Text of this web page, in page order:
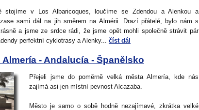
stojíme v Los Albaricoques, loučíme se Zdendou a Alenkou a
sami dál na jih směrem na Almérii. Drazí přátelé, bylo nám s
a jsme ze srdce rádi, že jsme opět mohli společně strávit pár
perfektní cyklotrasy a Alenky... číst dál
Almería - Andalucía - Španělsko
Přejeli jsme do poměrně velká města Almería, kde nás
zajímá asi jen místní pevnost Alcazaba.
Město je samo o sobě hodně nezajímavé, zkrátka velké